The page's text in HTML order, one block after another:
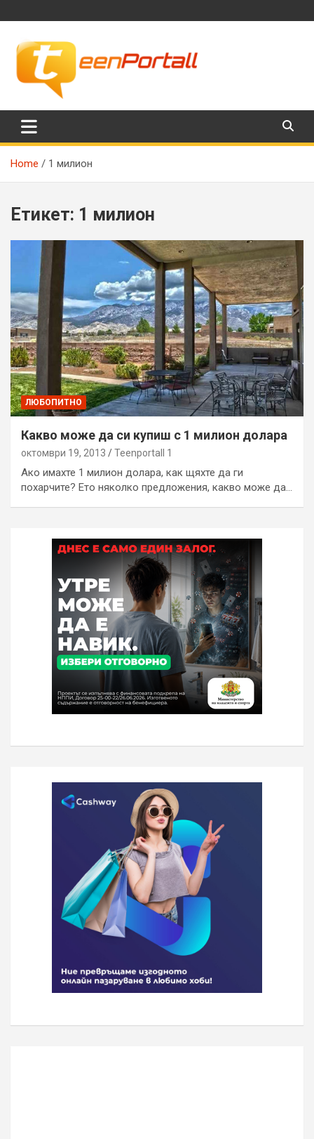
to
TeenPortall
Home 1 милион
Етикет: 1 милион
ЛЮБОПИТНО
Какво може да си купиш с 1 милион долара
октомври 19, 2013 Teenportall 1
Ако имахте 1 милион долара, как щяхте да ги
похарчите? Ето няколко предложения, какво може да…